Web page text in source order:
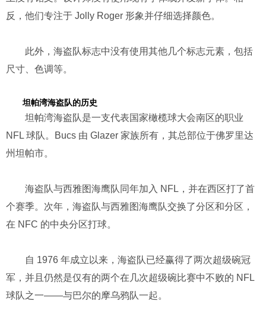
反，他们专注于 Jolly Roger 形象并仔细选择颜色。
此外，海盗队标志中没有使用其他几个标志元素，包括
尺寸、色调等。
坦帕湾海盗队的历史
坦帕湾海盗队是一支代表国家橄榄球大会南区的职业
NFL 球队。Bucs 由 Glazer 家族所有，其总部位于佛罗里达
州坦帕市。
海盗队与西雅图海鹰队同年加入 NFL，并在西区打了首
个赛季。次年，海盗队与西雅图海鹰队交换了分区和分区，
在 NFC 的中央分区打球。
自 1976 年成立以来，海盗队已经赢得了两次超级碗冠
军，并且仍然是仅有的两个在几次超级碗比赛中不败的 NFL
球队之一——与巴尔的摩乌鸦队一起。